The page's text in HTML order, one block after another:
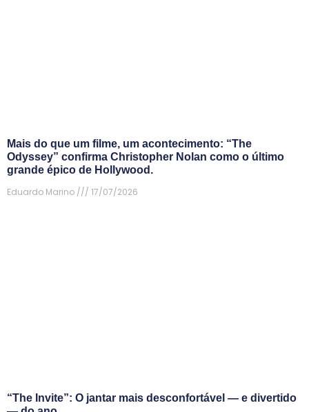
Mais do que um filme, um acontecimento: “The
Odyssey” confirma Christopher Nolan como o último
grande épico de Hollywood.
Eduardo Marino
17/07/2026
“The Invite”: O jantar mais desconfortável — e divertido